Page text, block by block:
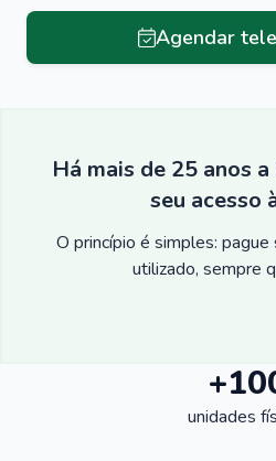
Agendar
Há mais de 25 anos
seu acesso
O princípio é simples:
utilizado, sempre
unidades